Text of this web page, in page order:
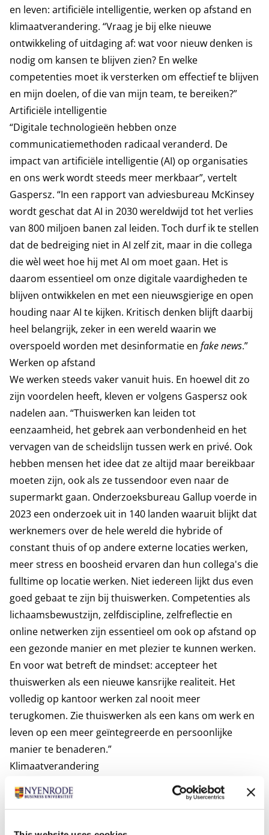
en leven: artificiële intelligentie, werken op afstand en
klimaatverandering. “Vraag je bij elke nieuwe
ontwikkeling of uitdaging af: wat voor nieuw denken is
nodig om kansen te blijven zien? En welke
competenties moet ik versterken om effectief te blijven
en mijn doelen, of die van mijn team, te bereiken?”
Artificiële intelligentie
“Digitale technologieën hebben onze
communicatiemethoden radicaal veranderd. De
impact van artificiële intelligentie (AI) op organisaties
en ons werk wordt steeds meer merkbaar”, vertelt
Gaspersz. “In een rapport van adviesbureau McKinsey
wordt geschat dat AI in 2030 wereldwijd tot het verlies
van 800 miljoen banen zal leiden. Toch durf ik te stellen
dat de bedreiging niet in AI zelf zit, maar in die collega
die wèl weet hoe hij met AI om moet gaan. Het is
daarom essentieel om onze digitale vaardigheden te
blijven ontwikkelen en met een nieuwsgierige en open
houding naar AI te kijken. Kritisch denken blijft daarbij
heel belangrijk, zeker in een wereld waarin we
overspoeld worden met desinformatie en fake news.”
Werken op afstand
We werken steeds vaker vanuit huis. En hoewel dit zo
zijn voordelen heeft, kleven er volgens Gaspersz ook
nadelen aan. “Thuiswerken kan leiden tot
eenzaamheid, het gebrek aan verbondenheid en het
vervagen van de scheidslijn tussen werk en privé. Ook
hebben mensen het idee dat ze altijd maar bereikbaar
moeten zijn, ook als ze tussendoor even naar de
supermarkt gaan. Onderzoeksbureau Gallup voerde in
2023 een onderzoek uit in 140 landen waaruit blijkt dat
werknemers over de hele wereld die hybride of
constant thuis of op andere externe locaties werken,
meer stress en boosheid ervaren dan hun collega's die
fulltime op locatie werken. Niet iedereen lijkt dus even
goed gebaat te zijn bij thuiswerken. Competenties als
lichaamsbewustzijn, zelfdiscipline, zelfreflectie en
online netwerken zijn essentieel om ook op afstand op
een gezonde manier en met plezier te kunnen werken.
En voor wat betreft de mindset: accepteer het
thuiswerken als een nieuwe kansrijke realiteit. Het
volledig op kantoor werken zal nooit meer
terugkomen. Zie thuiswerken als een kans om werk en
leven op een meer geïntegreerde en persoonlijke
manier te benaderen.”
Klimaatverandering
Van alle ontwikkelingen, zal klimaatverandering
volgens Gaspersz de grootste gevolgen hebben. “We